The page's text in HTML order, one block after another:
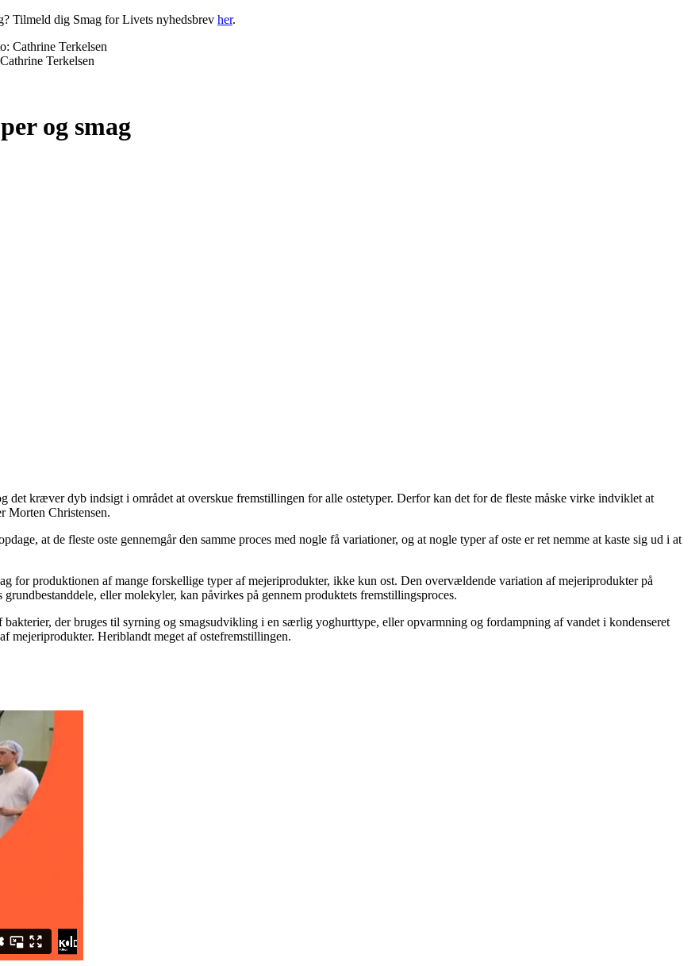
Tilmeld dig Smag for Livets nyhedsbrev her.
Terkelsen
og smag
det kræver dyb indsigt i området at overskue fremstillingen for alle ostetyper. Derfor kan det for de fleste måske virke indviklet at
Morten Christensen.
at de fleste oste gennemgår den samme proces med nogle få variationer, og at nogle typer af oste er ret nemme at kaste sig ud i at
for produktionen af mange forskellige typer af mejeriprodukter, ikke kun ost. Den overvældende variation af mejeriprodukter på
eller molekyler, kan påvirkes på gennem produktets fremstillingsproces.
der bruges til syrning og smagsudvikling i en særlig yoghurttype, eller opvarmning og fordampning af vandet i kondenseret
mejeriprodukter. Heriblandt meget af ostefremstillingen.